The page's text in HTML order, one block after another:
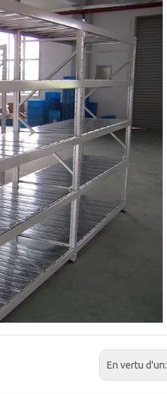
En vertu d'un: